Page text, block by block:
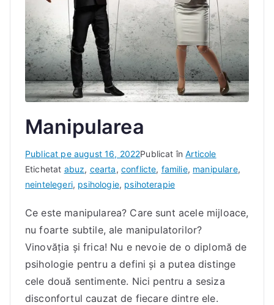
Manipularea
D
e
I
c
o
b
D
Publicat pe august 16, 2022Publicat înArticole
Etichetat abuz, cearta, conflicte, familie, manipulare,
neintelegeri, psihologie, psihoterapie
Ce este manipularea? Care sunt acele mijloace,
nu foarte subtile, ale manipulatorilor?
Vinovăţia şi frica! Nu e nevoie de o diplomă de
psihologie pentru a defini şi a putea distinge
cele două sentimente. Nici pentru a sesiza
disconfortul cauzat de fiecare dintre ele.